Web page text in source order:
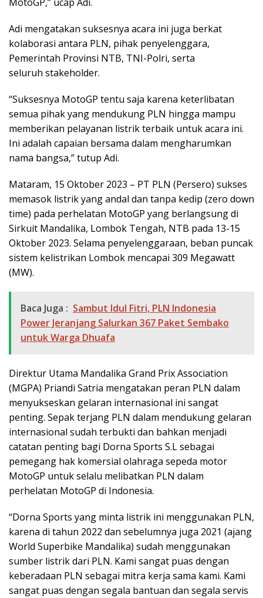
Adi mengatakan suksesnya acara ini juga berkat
kolaborasi antara PLN, pihak penyelenggara,
Pemerintah Provinsi NTB, TNI-Polri, serta
seluruh stakeholder.
“Suksesnya MotoGP tentu saja karena keterlibatan
semua pihak yang mendukung PLN hingga mampu
memberikan pelayanan listrik terbaik untuk acara ini.
Ini adalah capaian bersama dalam mengharumkan
nama bangsa,” tutup Adi.
Mataram, 15 Oktober 2023 – PT PLN (Persero) sukses
memasok listrik yang andal dan tanpa kedip (zero down
time) pada perhelatan MotoGP yang berlangsung di
Sirkuit Mandalika, Lombok Tengah, NTB pada 13-15
Oktober 2023. Selama penyelenggaraan, beban puncak
sistem kelistrikan Lombok mencapai 309 Megawatt
(MW).
Baca Juga : Sambut Idul Fitri, PLN Indonesia
Power Jeranjang Salurkan 367 Paket Sembako
untuk Warga Dhuafa
Direktur Utama Mandalika Grand Prix Association
(MGPA) Priandi Satria mengatakan peran PLN dalam
menyukseskan gelaran internasional ini sangat
penting. Sepak terjang PLN dalam mendukung gelaran
internasional sudah terbukti dan bahkan menjadi
catatan penting bagi Dorna Sports S.L sebagai
pemegang hak komersial olahraga sepeda motor
MotoGP untuk selalu melibatkan PLN dalam
perhelatan MotoGP di Indonesia.
“Dorna Sports yang minta listrik ini menggunakan PLN,
karena di tahun 2022 dan sebelumnya juga 2021 (ajang
World Superbike Mandalika) sudah menggunakan
sumber listrik dari PLN. Kami sangat puas dengan
keberadaan PLN sebagai mitra kerja sama kami. Kami
sangat puas dengan segala bantuan dan segala servis